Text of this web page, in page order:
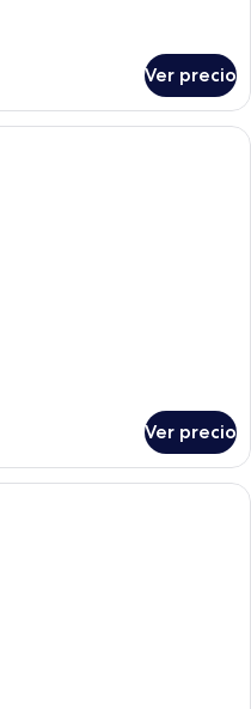
Ver precio
de hotel moderna con
Ver precio